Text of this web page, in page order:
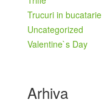
Trucuri in bucatarie
Uncategorized
Valentine`s Day
Arhiva